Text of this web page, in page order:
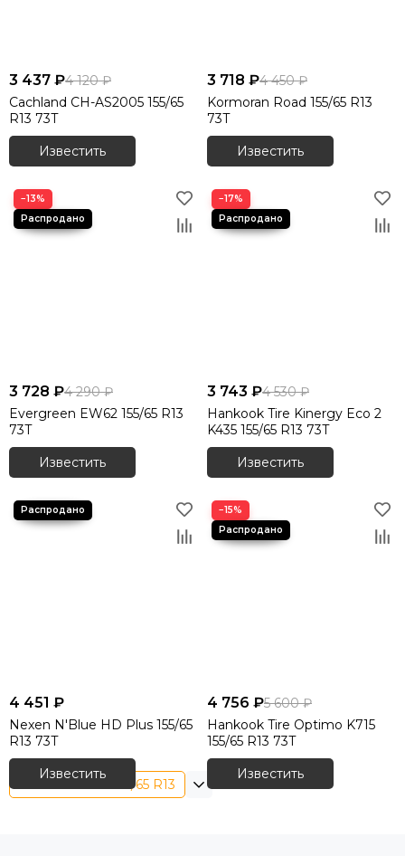
3 437 ₽4 120 ₽
Cachland CH-AS2005 155/65
R13 73T
Известить
3 718 ₽4 450 ₽
Kormoran Road 155/65 R13
73T
Известить
−13%
3 728 ₽4 290 ₽
Evergreen EW62 155/65 R13
73T
Известить
−17%
3 743 ₽4 530 ₽
Hankook Tire Kinergy Eco 2
K435 155/65 R13 73T
Известить
4 451 ₽
Nexen N'Blue HD Plus 155/65
R13 73T
Известить
−15%
4 756 ₽5 600 ₽
Hankook Tire Optimo K715
155/65 R13 73T
Известить
Летние шины 155/65 R13